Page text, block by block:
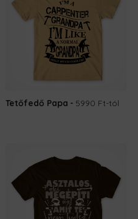
Tetőfedő Papa 5990 Ft-tól